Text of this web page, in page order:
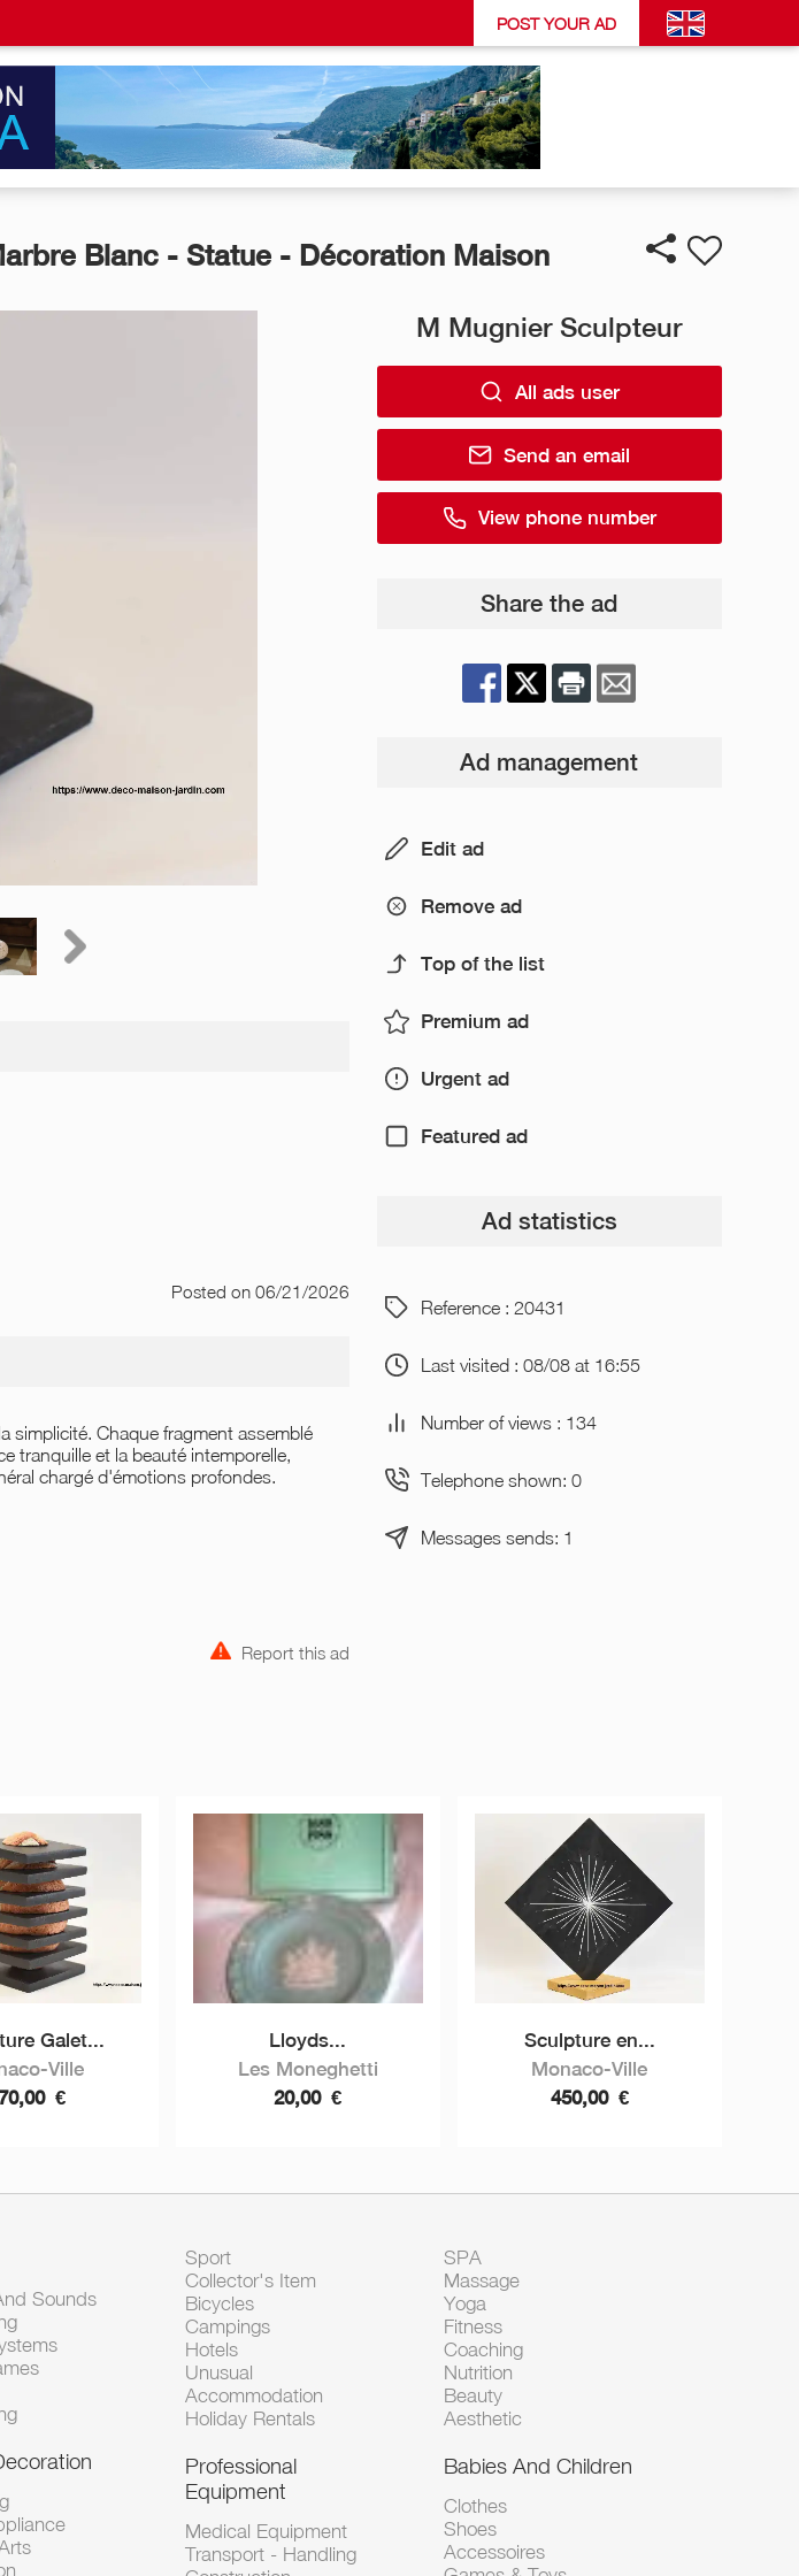
POST YOUR AD
Blanc - Statue - Décoration Maison
Posted on 06/21/2026
simplicité. Chaque fragment assemblé
tranquille et la beauté intemporelle,
chargé d'émotions profondes.
Report this ad
M Mugnier Sculpteur
All ads user
Send an email
View phone number
Share the ad
Ad management
Edit ad
Remove ad
Top of the list
Premium ad
Urgent ad
Featured ad
Ad statistics
Reference : 20431
Last visited : 08/08 at 16:55
Number of views : 134
Telephone shown: 0
Messages sends: 1
Galet...
Ville
€
Lloyds...
Les Moneghetti
20,00 €
Sculpture en...
Monaco-Ville
450,00 €
Sounds
Sport
Collector's Item
Bicycles
Campings
Hotels
Unusual
Accommodation
Holiday Rentals
Professional
Equipment
Medical Equipment
Transport - Handling
SPA
Massage
Yoga
Fitness
Coaching
Nutrition
Beauty
Aesthetic
Babies And Children
Clothes
Shoes
Accessoires